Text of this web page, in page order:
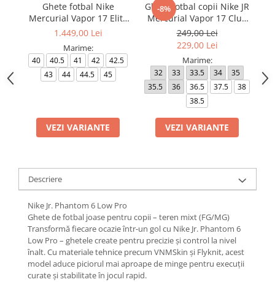
Ghete fotbal Nike
Mercurial Vapor 17 Elite
FG T Se
1.449,00 Lei
Marime:
40 40.5 41 42
42.5
43
44 44.5 45
VEZI VARIANTE
-8%
Ghete fotbal copii Nike JR
Mercurial Vapor 17 Club
FG/MG
249,00 Lei
229,00 Lei
Marime:
32 33 33.5 34
35
35.5
36 36.5 37.5
38
38.5
VEZI VARIANTE
Descriere
Nike Jr. Phantom 6 Low Pro
Ghete de fotbal joase pentru copii – teren mixt (FG/MG)
Transformă fiecare ocazie într-un gol cu Nike Jr. Phantom 6
Low Pro – ghetele create pentru precizie și control la nivel
înalt. Cu materiale tehnice precum VNMSkin și Flyknit, acest
model aduce piciorul mai aproape de minge pentru execuții
curate și stabilitate în jocul rapid.